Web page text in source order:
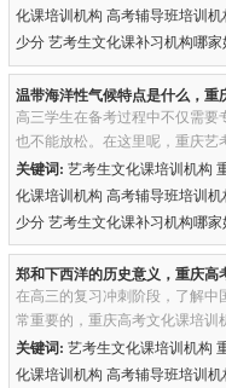
化课培训机构 高考辅导班培训
少分 艺考生文化课补习机构哪
温带海洋性气候特点是什么，
高三学生在备考过程中不仅需要
也不能放松。在这里呢，重庆艺
带海洋性气候的特点等知识，
关键词: 艺考生文化课培训机构
化课培训机构 高考辅导班培训
少分 艺考生文化课补习机构哪
郑和下西洋的历史意义，重庆高
在高三的复习冲刺阶段，了解
常重要的，重庆高考文化课培训
事件的历史意义，有助于丰富
关键词: 艺考生文化课培训机构
化课培训机构 高考辅导班培训